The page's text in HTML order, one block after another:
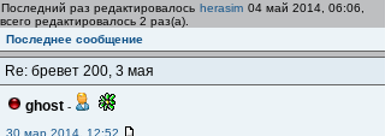
Последний раз редактировалось herasim 04 май 2014, 06:06,
всего редактировалось 2 раз(а).
Последнее сообщение
Re: бревет 200, 3 мая
ghost -
30 мар 2014, 12:52